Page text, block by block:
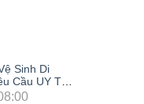
Sinh Di
Cầu UY TÍN